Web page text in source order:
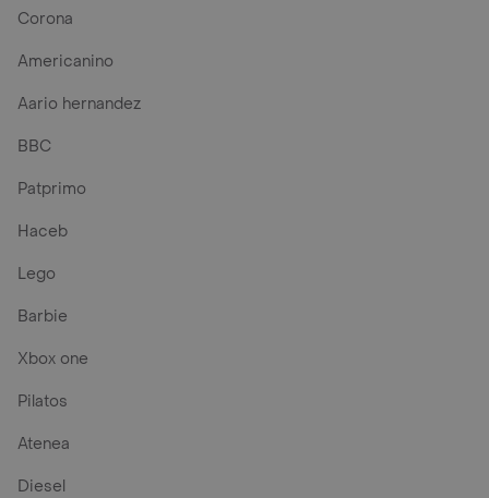
Corona
Americanino
Aario hernandez
BBC
Patprimo
Haceb
Lego
Barbie
Xbox one
Pilatos
Atenea
Diesel